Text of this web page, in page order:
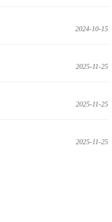
2024-10-15
2025-11-25
2025-11-25
2025-11-25